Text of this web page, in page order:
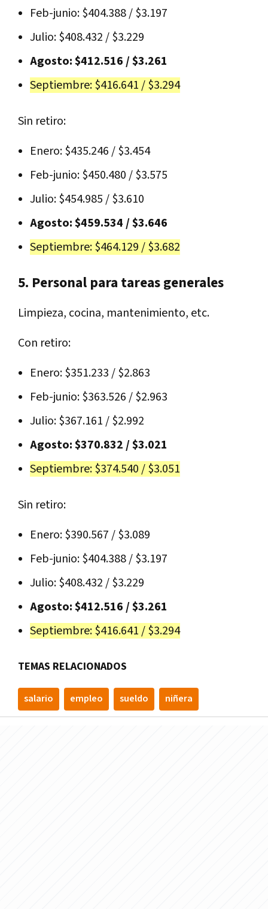
Feb-junio: $404.388 / $3.197
Julio: $408.432 / $3.229
Agosto: $412.516 / $3.261
Septiembre: $416.641 / $3.294
Sin retiro:
Enero: $435.246 / $3.454
Feb-junio: $450.480 / $3.575
Julio: $454.985 / $3.610
Agosto: $459.534 / $3.646
Septiembre: $464.129 / $3.682
5. Personal para tareas generales
Limpieza, cocina, mantenimiento, etc.
Con retiro:
Enero: $351.233 / $2.863
Feb-junio: $363.526 / $2.963
Julio: $367.161 / $2.992
Agosto: $370.832 / $3.021
Septiembre: $374.540 / $3.051
Sin retiro:
Enero: $390.567 / $3.089
Feb-junio: $404.388 / $3.197
Julio: $408.432 / $3.229
Agosto: $412.516 / $3.261
Septiembre: $416.641 / $3.294
TEMAS RELACIONADOS
salario empleo sueldo niñera